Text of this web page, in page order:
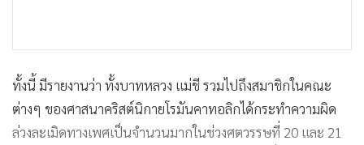
ทั้งนี้ มีรายงานว่า ทั้งบาทหลวง แม่ชี รวมไปถึงสมาชิกในคณะ
ต่างๆ ของศาสนาคริสต์นิกายโรมันคาทอลิกได้กระทำความผิด
ล่วงละเมิดทางเพศเป็นจำนวนมากในช่วงศตวรรษที่ 20 และ 21